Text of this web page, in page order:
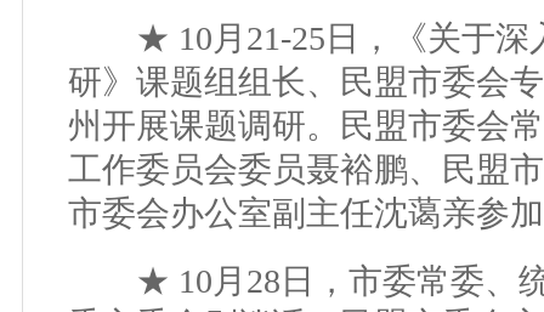
★ 10月21-25日，《关于深
研》课题组组长、民盟市委会
州开展课题调研。民盟市委会
工作委员会委员聂裕鹏、民盟
市委会办公室副主任沈蔼亲参
★ 10月28日，市委常委、统